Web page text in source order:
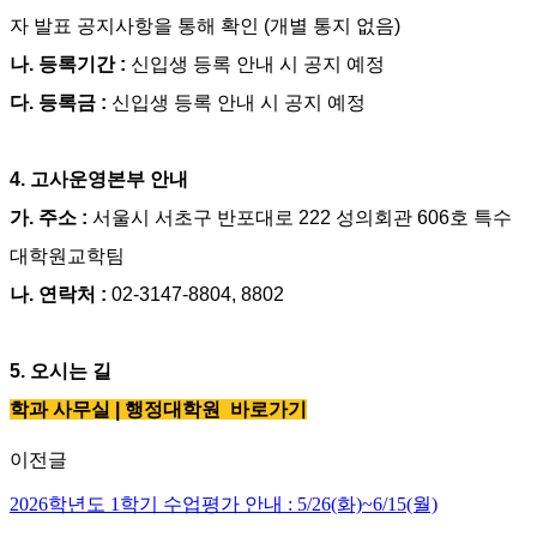
자 발표 공지사항을 통해 확인 (개별 통지 없음)
나. 등록기간 : 신입생 등록 안내 시 공지 예정
다. 등록금 : 신입생 등록 안내 시 공지 예정
4. 고사운영본부 안내
가. 주소 : 서울시 서초구 반포대로 222 성의회관 606호 특수
대학원교학팀
나. 연락처 : 02-3147-8804, 8802
5. 오시는 길
학과 사무실 | 행정대학원 바로가기
이전글
2026학년도 1학기 수업평가 안내 : 5/26(화)~6/15(월)